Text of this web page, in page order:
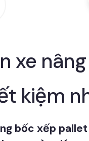
xe
kiệm
bốc xếp